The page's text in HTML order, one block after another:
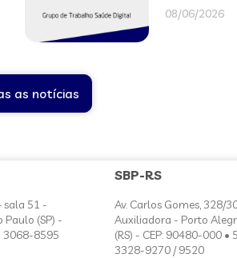
08/06/2026
as notícias
sala 51 -
(SP) -
3068-8595
SBP-RS
Av. Carlos Gomes, 328/
Auxiliadora - Porto
(RS) - CEP: 90480-000 •
3328-9270 / 9520